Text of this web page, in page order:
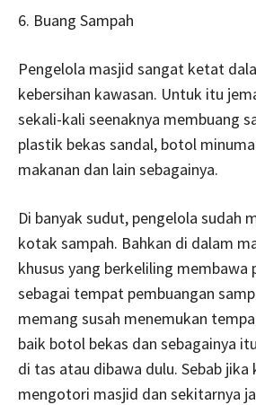
6. Buang Sampah
Pengelola masjid sangat ketat
kebersihan kawasan. Untuk itu
sekali-kali seenaknya membuang
plastik bekas sandal, botol
makanan dan lain sebagainya.
Di banyak sudut, pengelola sudah
kotak sampah. Bahkan di dalam
khusus yang berkeliling membawa
sebagai tempat pembuangan
memang susah menemukan
baik botol bekas dan sebagainya
di tas atau dibawa dulu. Sebab jika
mengotori masjid dan sekitarnya